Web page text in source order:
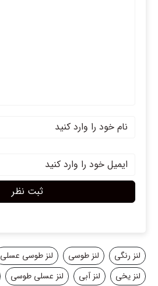
ثبت نظر
لنز رنگی لنز طوسی لنز طوسی عسلی
لنز یخی
لنز آبی لنز عسلی طوسی